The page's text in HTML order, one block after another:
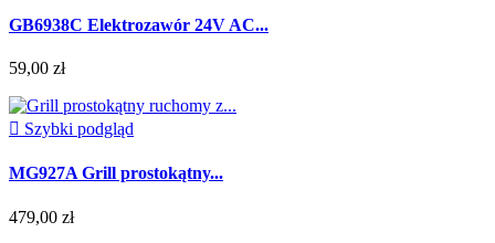
GB6938C Elektrozawór 24V AC...
59,00 zł
 Szybki podgląd
MG927A Grill prostokątny...
479,00 zł